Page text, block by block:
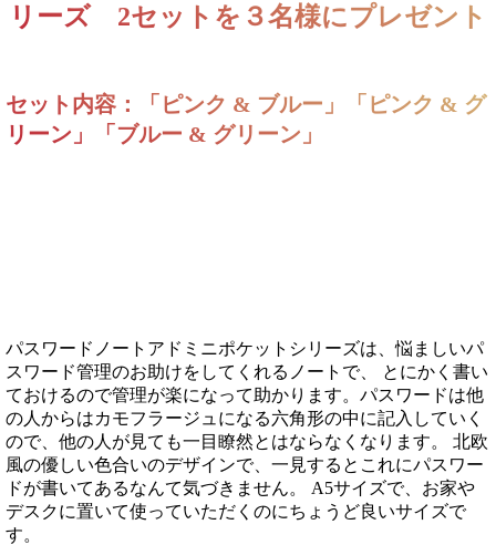
リーズ 2セットを３名様にプレゼント
セット内容：「ピンク & ブルー」「ピンク & グ
リーン」「ブルー & グリーン」
パスワードノートアドミニポケットシリーズは、悩ましいパ
スワード管理のお助けをしてくれるノートで、 とにかく書い
ておけるので管理が楽になって助かります。パスワードは他
の人からはカモフラージュになる六角形の中に記入していく
ので、他の人が見ても一目瞭然とはならなくなります。 北欧
風の優しい色合いのデザインで、一見するとこれにパスワー
ドが書いてあるなんて気づきません。 A5サイズで、お家や
デスクに置いて使っていただくのにちょうど良いサイズで
す。